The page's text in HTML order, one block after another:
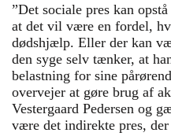
”Det sociale pres kan
at det vil være en fordel,
dødshjælp. Eller der kan
den syge selv tænker, at
belastning for sine
overvejer at gøre brug af
Vestergaard Pedersen og
være det indirekte pres,